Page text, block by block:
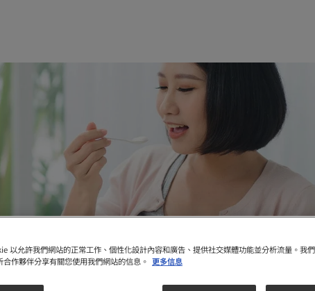
以允許我們網站的正常工作、個性化設計內容和廣告、提供社交媒體功能並分析流量。我
合作夥伴分享有關您使用我們網站的信息。 更多信息